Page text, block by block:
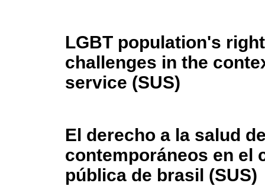
LGBT population's
challenges in the
service (SUS)
El derecho a la salud
contemporáneos en el
pública de brasil (SUS)